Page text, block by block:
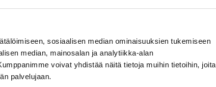
sosiaalisen median ominaisuuksien tukemiseen
median, mainosalan ja analytiikka-alan
voivat yhdistää näitä tietoja muihin tietoihin, joita
palvelujaan.
Kysy lisää myyjiltämme: